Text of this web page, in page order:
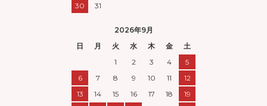
30
31
2026年9月
日
月 火 水 木 金
土
1
2 3 4
5
6
7 8 9 10 11
12
13
14 15 16 17 18
19